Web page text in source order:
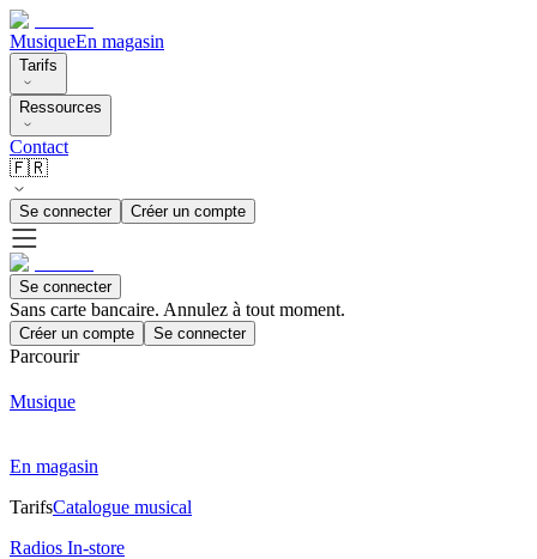
MusiqueEn magasin
Tarifs
Ressources
Contact
🇫🇷
Se connecter Créer un compte
Se connecter
Sans carte bancaire. Annulez à tout moment.
Créer un compte Se connecter
Parcourir
Musique
En magasin
TarifsCatalogue musical
Radios In-store